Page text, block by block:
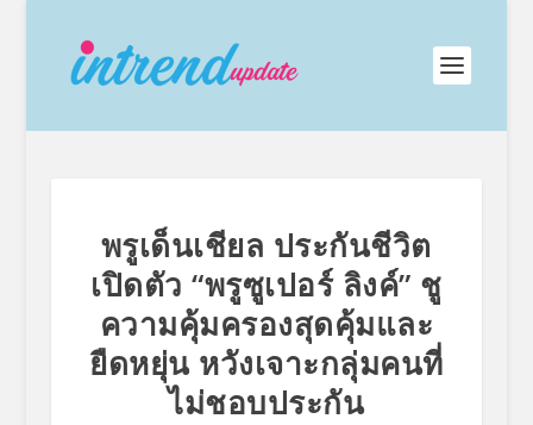
พรูเด็นเชียล ประกันชีวิต
เปิดตัว “พรูซูเปอร์ ลิงค์” ชู
ความคุ้มครองสุดคุ้มและ
ยืดหยุ่น หวังเจาะกลุ่มคนที่
ไม่ชอบประกัน